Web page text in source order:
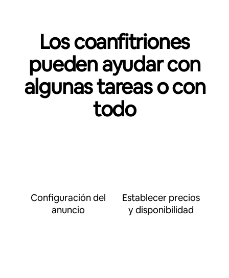
Los coanfitriones
pueden ayudar con
algunas tareas o con
todo
Configuración del
anuncio
Establecer precios
y disponibilidad